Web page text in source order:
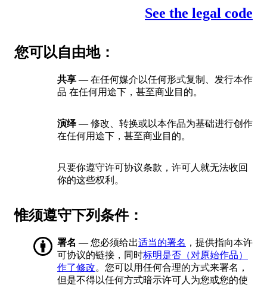
See the legal code
您可以自由地：
共享 — 在任何媒介以任何形式复制、发行本作
品 在任何用途下，甚至商业目的。
演绎 — 修改、转换或以本作品为基础进行创作
在任何用途下，甚至商业目的。
只要你遵守许可协议条款，许可人就无法收回
你的这些权利。
惟须遵守下列条件：
署名 — 您必须给出适当的署名 ，提供指向本许
可协议的链接，同时标明是否（对原始作品）
作了修改。您可以用任何合理的方式来署名，
但是不得以任何方式暗示许可人为您或您的使